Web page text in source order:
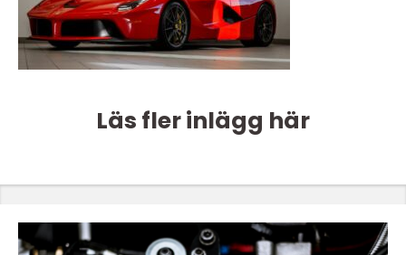
Läs fler inlägg här